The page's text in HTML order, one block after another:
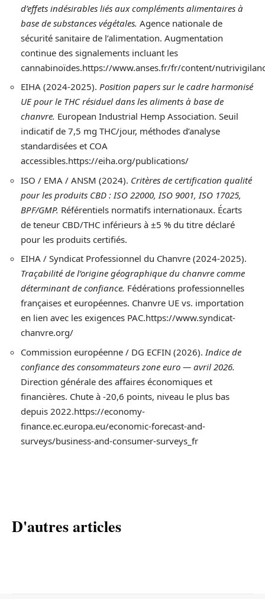
d’effets indésirables liés aux compléments alimentaires à
base de substances végétales. Agence nationale de
sécurité sanitaire de l’alimentation. Augmentation
continue des signalements incluant les
cannabinoïdes.https://www.anses.fr/fr/content/
EIHA (2024-2025). Position papers sur le cadre harmonisé
UE pour le THC résiduel dans les aliments à base de
chanvre. European Industrial Hemp Association. Seuil
indicatif de 7,5 mg THC/jour, méthodes d’analyse
standardisées et COA
accessibles.https://eiha.org/publications/
ISO / EMA / ANSM (2024). Critères de certification qualité
pour les produits CBD : ISO 22000, ISO 9001, ISO 17025,
BPF/GMP. Référentiels normatifs internationaux. Écarts
de teneur CBD/THC inférieurs à ±5 % du titre déclaré
pour les produits certifiés.
EIHA / Syndicat Professionnel du Chanvre (2024-2025).
Traçabilité de l’origine géographique du chanvre comme
déterminant de confiance. Fédérations professionnelles
françaises et européennes. Chanvre UE vs. importation
en lien avec les exigences PAC.https://www.syndicat-
chanvre.org/
Commission européenne / DG ECFIN (2026). Indice de
confiance des consommateurs zone euro — avril 2026.
Direction générale des affaires économiques et
financières. Chute à -20,6 points, niveau le plus bas
depuis 2022.https://economy-
finance.ec.europa.eu/economic-forecast-and-
surveys/business-and-consumer-surveys_fr
D'autres articles